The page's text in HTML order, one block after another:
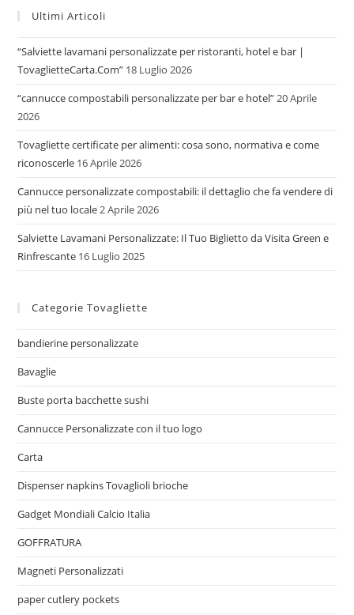
Ultimi Articoli
“Salviette lavamani personalizzate per ristoranti, hotel e bar |
TovaglietteCarta.Com” 18 Luglio 2026
“cannucce compostabili personalizzate per bar e hotel”20 Aprile
2026
Tovagliette certificate per alimenti: cosa sono, normativa e come
riconoscerle 16 Aprile 2026
Cannucce personalizzate compostabili: il dettaglio che fa vendere di
più nel tuo locale2 Aprile 2026
Salviette Lavamani Personalizzate: Il Tuo Biglietto da Visita Green e
Rinfrescante 16 Luglio 2025
Categorie Tovagliette
bandierine personalizzate
Bavaglie
Buste porta bacchette sushi
Cannucce Personalizzate con il tuo logo
Carta
Dispenser napkins Tovaglioli brioche
Gadget Mondiali Calcio Italia
GOFFRATURA
Magneti Personalizzati
paper cutlery pockets